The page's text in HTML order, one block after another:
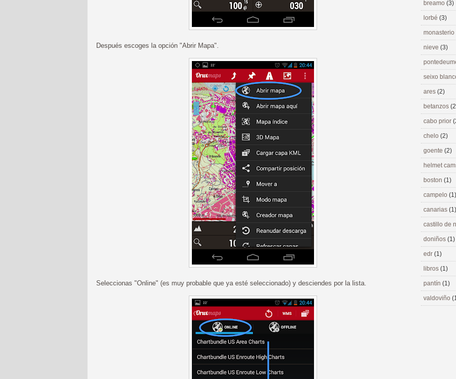
Después escoges la opción "Abrir Mapa".
Seleccionas "Online" (es muy probable que ya esté seleccionado) y desciendes por la lista.
breamo (3)
lorbé (3)
nieve (3)
seixo
ares (2)
betanzos
cabo prior
chelo (2)
goente (2)
helmet
boston (1)
campelo (1)
canarias (1)
castillo de
doniños (1)
edr (1)
libros (1)
pantín (1)
valdoviño